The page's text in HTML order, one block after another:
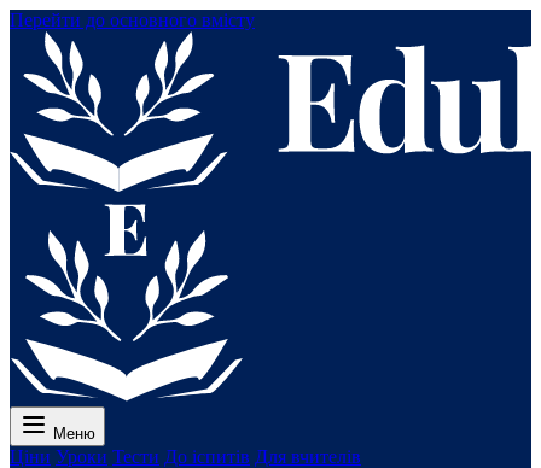
Перейти до основного вмісту
Меню
Ціни Уроки Тести До іспитів Для вчителів